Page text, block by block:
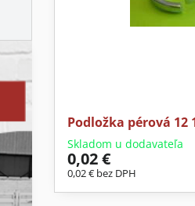
Podložka pérová 12
Skladom u dodavateľa
0,02 €
0,02 € bez DPH